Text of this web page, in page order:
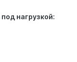
нагрузкой: